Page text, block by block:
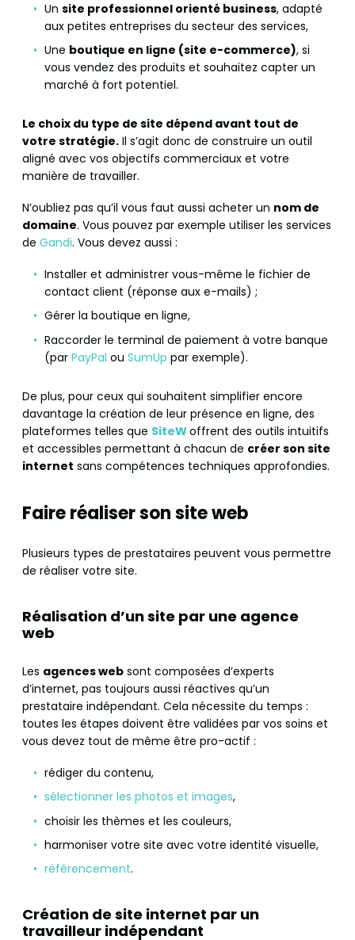
Un site professionnel orienté business, adapté
aux petites entreprises du secteur des services,
Une boutique en ligne (site e-commerce), si
vous vendez des produits et souhaitez capter un
marché à fort potentiel.
Le choix du type de site dépend avant tout de
votre stratégie. Il s’agit donc de construire un outil
aligné avec vos objectifs commerciaux et votre
manière de travailler.
N’oubliez pas qu’il vous faut aussi acheter un nom de
domaine. Vous pouvez par exemple utiliser les services
de Gandi. Vous devez aussi :
Installer et administrer vous-même le fichier de
contact client (réponse aux e-mails) ;
Gérer la boutique en ligne,
Raccorder le terminal de paiement à votre banque
(par PayPal ou SumUp par exemple).
De plus, pour ceux qui souhaitent simplifier encore
davantage la création de leur présence en ligne, des
plateformes telles que SiteWoffrent des outils intuitifs
et accessibles permettant à chacun de créer son site
internet sans compétences techniques approfondies.
Faire réaliser son site web
Plusieurs types de prestataires peuvent vous permettre
de réaliser votre site.
Réalisation d’un site par une agence
web
Les agences web sont composées d’experts
d’internet, pas toujours aussi réactives qu’un
prestataire indépendant. Cela nécessite du temps :
toutes les étapes doivent être validées par vos soins et
vous devez tout de même être pro-actif :
rédiger du contenu,
sélectionner les photos et images,
choisir les thèmes et les couleurs,
harmoniser votre site avec votre identité visuelle,
référencement.
Création de site internet par un
travailleur indépendant